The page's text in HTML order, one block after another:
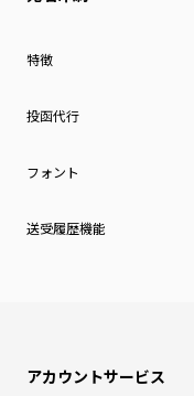
特徴
投函代行
フォント
送受履歴機能
アカウントサービス